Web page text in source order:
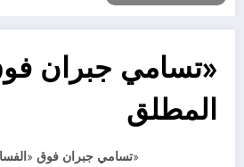
«تسامي جبران
المطلق
«تسامي جبران فوق«